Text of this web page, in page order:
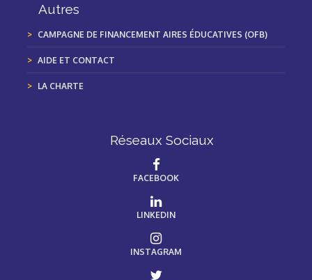
Autres
CAMPAGNE DE FINANCEMENT AIRES ÉDUCATIVES (OFB)
AIDE ET CONTACT
LA CHARTE
Réseaux Sociaux
FACEBOOK
LINKEDIN
INSTAGRAM